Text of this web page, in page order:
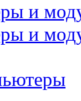
и
и